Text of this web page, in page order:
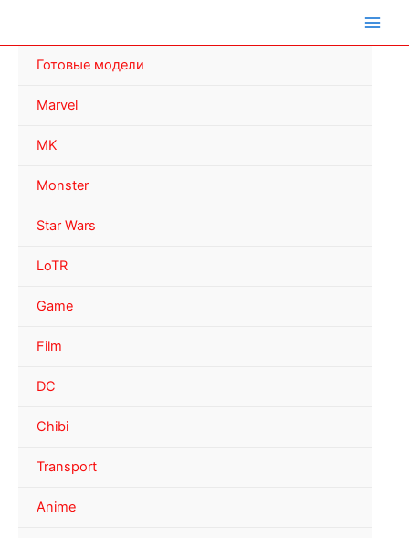
Готовые модели
Marvel
MK
Monster
Star Wars
LoTR
Game
Film
DC
Chibi
Transport
Anime